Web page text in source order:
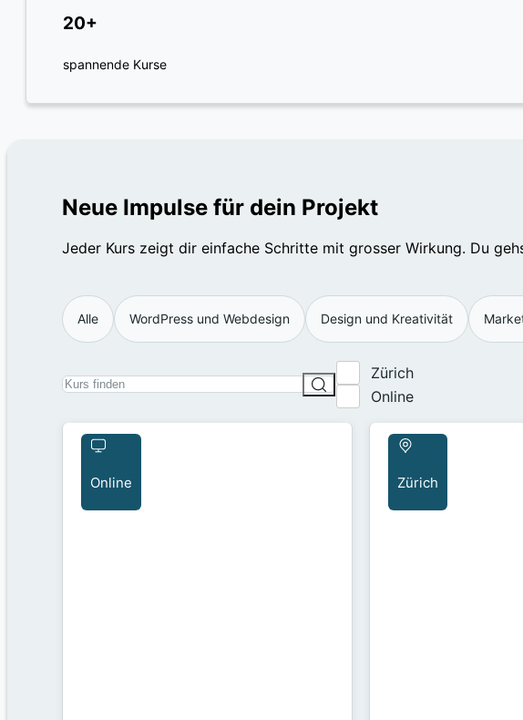
20+
spannende Kurse
Neue Impulse für dein Projekt
Jeder Kurs zeigt dir einfache Schritte mit grosser Wirkung. Du
Alle WordPress und Webdesign Design und Kreativität
Zürich
Online
Online Zürich